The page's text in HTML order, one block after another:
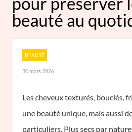
beauté au
BEAUTÉ
30 mars 2026
Les cheveux texturés, bouclés,
une beauté unique, mais aussi
particuliers. Plus secs par